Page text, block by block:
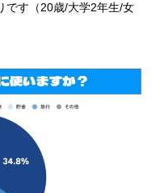
です（20歳/大学2年生/女